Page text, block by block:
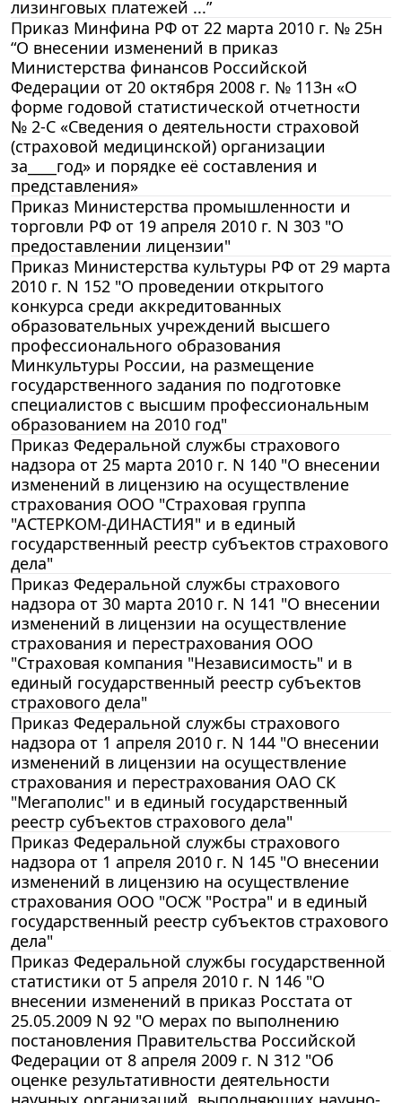
лизинговых платежей ...”
Приказ Минфина РФ от 22 марта 2010 г. № 25н
“О внесении изменений в приказ
Министерства финансов Российской
Федерации от 20 октября 2008 г. № 113н «О
форме годовой статистической отчетности
№ 2-С «Сведения о деятельности страховой
(страховой медицинской) организации
за____год» и порядке её составления и
представления»
Приказ Министерства промышленности и
торговли РФ от 19 апреля 2010 г. N 303 "О
предоставлении лицензии"
Приказ Министерства культуры РФ от 29 марта
2010 г. N 152 "О проведении открытого
конкурса среди аккредитованных
образовательных учреждений высшего
профессионального образования
Минкультуры России, на размещение
государственного задания по подготовке
специалистов с высшим профессиональным
образованием на 2010 год"
Приказ Федеральной службы страхового
надзора от 25 марта 2010 г. N 140 "О внесении
изменений в лицензию на осуществление
страхования ООО "Страховая группа
"АСТЕРКОМ-ДИНАСТИЯ" и в единый
государственный реестр субъектов страхового
дела"
Приказ Федеральной службы страхового
надзора от 30 марта 2010 г. N 141 "О внесении
изменений в лицензии на осуществление
страхования и перестрахования ООО
"Страховая компания "Независимость" и в
единый государственный реестр субъектов
страхового дела"
Приказ Федеральной службы страхового
надзора от 1 апреля 2010 г. N 144 "О внесении
изменений в лицензии на осуществление
страхования и перестрахования ОАО СК
"Мегаполис" и в единый государственный
реестр субъектов страхового дела"
Приказ Федеральной службы страхового
надзора от 1 апреля 2010 г. N 145 "О внесении
изменений в лицензию на осуществление
страхования ООО "ОСЖ "Ростра" и в единый
государственный реестр субъектов страхового
дела"
Приказ Федеральной службы государственной
статистики от 5 апреля 2010 г. N 146 "О
внесении изменений в приказ Росстата от
25.05.2009 N 92 "О мерах по выполнению
постановления Правительства Российской
Федерации от 8 апреля 2009 г. N 312 "Об
оценке результативности деятельности